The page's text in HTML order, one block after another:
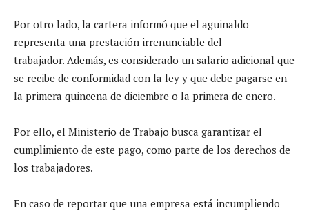
Por otro lado, la cartera informó que el aguinaldo
representa una prestación irrenunciable del
trabajador. Además, es considerado un salario adicional que
se recibe de conformidad con la ley y que debe pagarse en
la primera quincena de diciembre o la primera de enero.
Por ello, el Ministerio de Trabajo busca garantizar el
cumplimiento de este pago, como parte de los derechos de
los trabajadores.
En caso de reportar que una empresa está incumpliendo